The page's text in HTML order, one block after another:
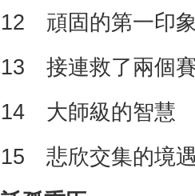
12 頑固的第一印
13 接連救了兩個
14 大師級的智慧
15 悲欣交集的境